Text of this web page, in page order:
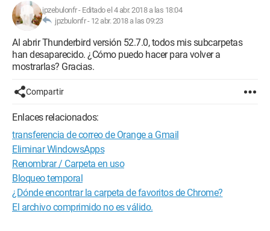
jpzebulonfr- Editado el 4 abr. 2018 a las 18:04
jpzbulonfr - 12 abr. 2018 a las 09:23
Al abrir Thunderbird versión 52.7.0, todos mis subcarpetas
han desaparecido. ¿Cómo puedo hacer para volver a
mostrarlas? Gracias.
Compartir
Enlaces relacionados:
transferencia de correo de Orange a Gmail
Eliminar WindowsApps
Renombrar / Carpeta en uso
Bloqueo temporal
¿Dónde encontrar la carpeta de favoritos de Chrome?
El archivo comprimido no es válido.